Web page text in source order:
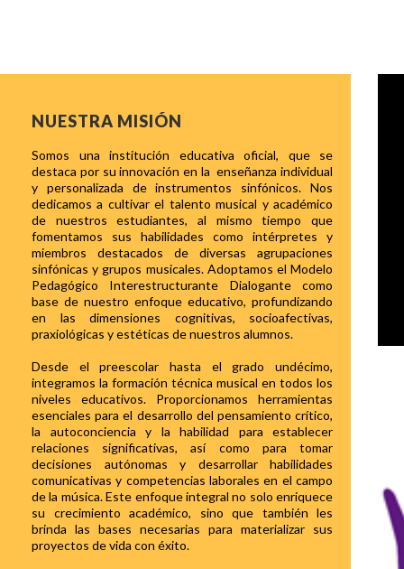
NUESTRA MISIÓN
Somos una institución educativa oficial, que se
destaca por su innovación en la enseñanza individual
y personalizada de instrumentos sinfónicos. Nos
dedicamos a cultivar el talento musical y académico
de nuestros estudiantes, al mismo tiempo que
fomentamos sus habilidades como intérpretes y
miembros destacados de diversas agrupaciones
sinfónicas y grupos musicales. Adoptamos el Modelo
Pedagógico Interestructurante Dialogante como
base de nuestro enfoque educativo, profundizando
en las dimensiones cognitivas, socioafectivas,
praxiológicas y estéticas de nuestros alumnos.
Desde el preescolar hasta el grado undécimo,
integramos la formación técnica musical en todos los
niveles educativos. Proporcionamos herramientas
esenciales para el desarrollo del pensamiento crítico,
la autoconciencia y la habilidad para establecer
relaciones significativas, así como para tomar
decisiones autónomas y desarrollar habilidades
comunicativas y competencias laborales en el campo
de la música. Este enfoque integral no solo enriquece
su crecimiento académico, sino que también les
brinda las bases necesarias para materializar sus
proyectos de vida con éxito.